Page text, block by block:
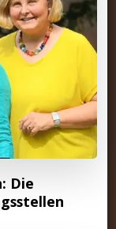
Die